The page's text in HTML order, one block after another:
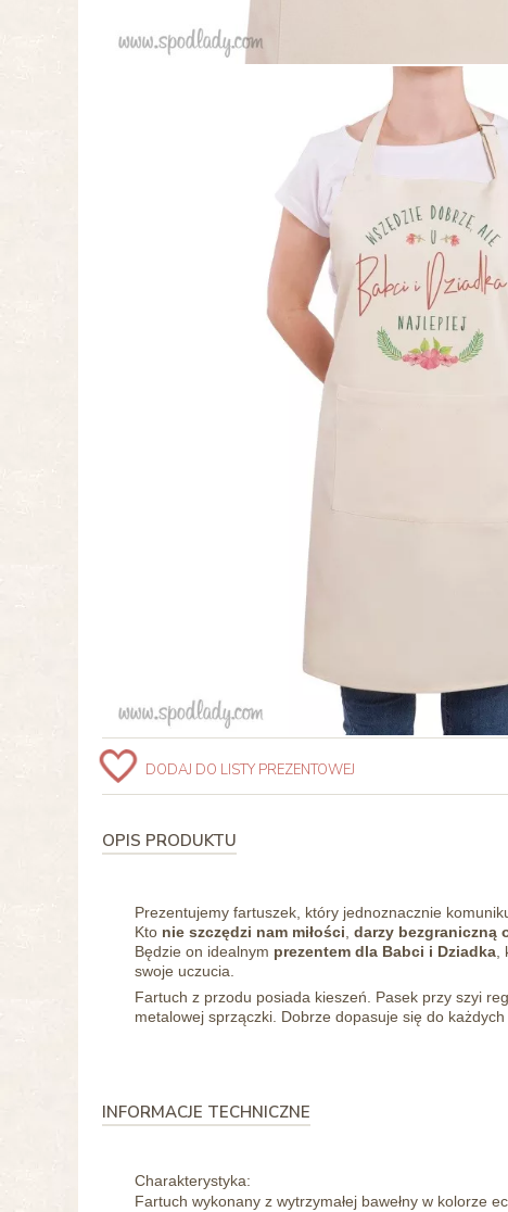
DODAJ DO LISTY PREZENTOWEJ
OPIS PRODUKTU
Prezentujemy fartuszek, który jednoznacznie
Kto nie szczędzi nam miłości darzy bezgraniczną
Będzie on idealnym prezentem dla Babci i Dziadka
swoje uczucia.
Fartuch z przodu posiada kieszeń. Pasek przy szyi
metalowej sprzączki. Dobrze dopasuje się do każdych
INFORMACJE TECHNICZNE
Charakterystyka:
Fartuch wykonany z wytrzymałej bawełny w kolorze